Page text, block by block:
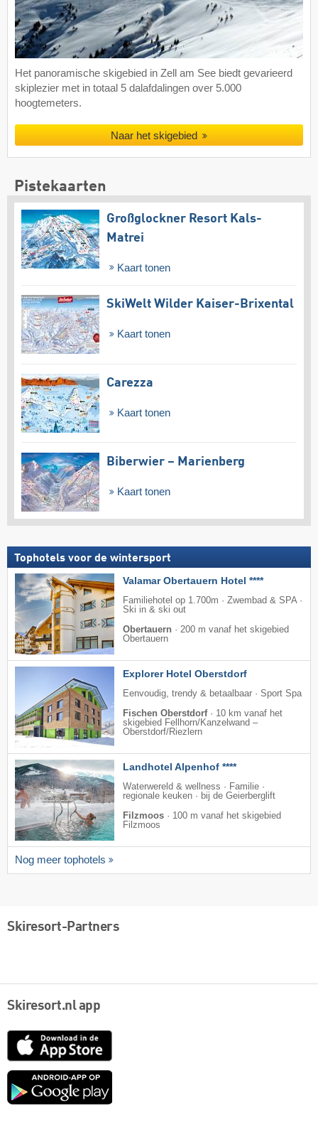
Het panoramische skigebied in Zell am See biedt gevarieerd
skiplezier met in totaal 5 dalafdalingen over 5.000
hoogtemeters.
Naar het skigebied
Pistekaarten
Großglockner Resort Kals-
Matrei
Kaart tonen
SkiWelt Wilder Kaiser-Brixental
Kaart tonen
Carezza
Kaart tonen
Biberwier – Marienberg
Kaart tonen
Tophotels voor de wintersport
Valamar Obertauern Hotel ****
Familiehotel op 1.700m · Zwembad & SPA ·
Ski in & ski out
Obertauern · 200 m vanaf het skigebied
Obertauern
Explorer Hotel Oberstdorf
Eenvoudig, trendy & betaalbaar · Sport Spa
Fischen Oberstdorf· 10 km vanaf het
skigebied Fellhorn/​Kanzelwand –
Oberstdorf/​Riezlern
Landhotel Alpenhof ****
Waterwereld & wellness · Familie ·
regionale keuken · bij de Geierberglift
Filzmoos · 100 m vanaf het skigebied
Filzmoos
Nog meer tophotels
Skiresort-Partners
Skiresort.nl app
App
Google